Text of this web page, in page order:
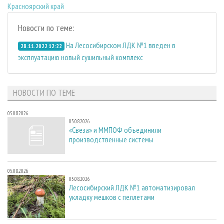
Красноярский край
Новости по теме:
28.11.2022 12:22 На Лесосибирском ЛДК №1 введен в
эксплуатацию новый сушильный комплекс
НОВОСТИ ПО ТЕМЕ
05.08.2026
05.08.2026
«Свеза» и ММПОФ объединили
производственные системы
05.08.2026
05.08.2026
Лесосибирский ЛДК №1 автоматизировал
укладку мешков с пеллетами